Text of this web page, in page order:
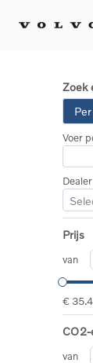
Zoek
Voer
Prijs
van
€
CO2-
van